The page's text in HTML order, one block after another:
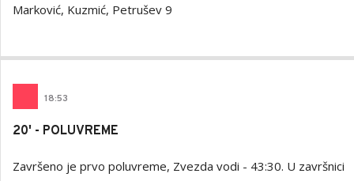
Marković, Kuzmić, Petrušev 9
18:53
20' - POLUVREME
Završeno je prvo poluvreme, Zvezda vodi - 43:30. U završnici